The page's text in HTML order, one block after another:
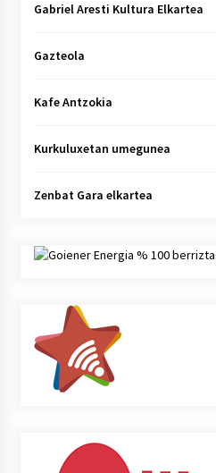
Gabriel Aresti Kultura Elkartea
Gazteola
Kafe Antzokia
Kurkuluxetan umegunea
Zenbat Gara elkartea